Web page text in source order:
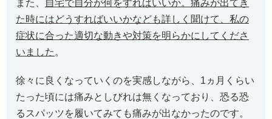
また、
自宅で自分が何をすればいいか。痛みが出てき
た時にはどうすればいいかなども詳しく聞けて、私の
症状に合った適切な動きや対策を明らかにしてくださ
いました。
徐々に良くなっていくのを実感しながら、1ヵ月くらい
たった頃には痛みとしびれは無くなっており、恐る恐
るスパッツを履いてみても痛みが出なかったのです。